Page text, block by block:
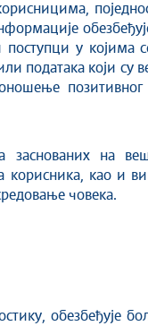
у којима
података који су
заснованих на
корисника, као и
човека.
обезбеђује